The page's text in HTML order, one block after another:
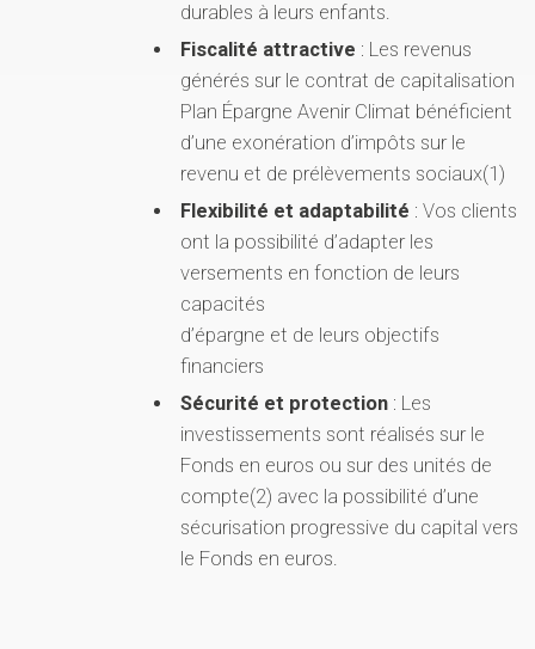
durables à leurs enfants.
Fiscalité attractive : Les revenus
générés sur le contrat de capitalisation
Plan Épargne Avenir Climat bénéficient
d’une exonération d’impôts sur le
revenu et de prélèvements sociaux(1)
Flexibilité et adaptabilité : Vos clients
ont la possibilité d’adapter les
versements en fonction de leurs
capacités
d’épargne et de leurs objectifs
financiers
Sécurité et protection: Les
investissements sont réalisés sur le
Fonds en euros ou sur des unités de
compte(2) avec la possibilité d’une
sécurisation progressive du capital vers
le Fonds en euros.